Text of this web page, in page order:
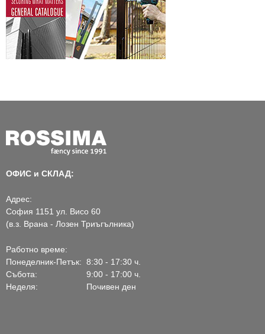
ОФИС и СКЛАД:
Адрес:
София 1151 ул. Висо 60
(в.з. Врана - Лозен Триъгълника)
Работно време:
Понеделник-Петък: 8:30 - 17:30 ч.
Събота:
9:00 - 17:00 ч.
Неделя:
Почивен ден